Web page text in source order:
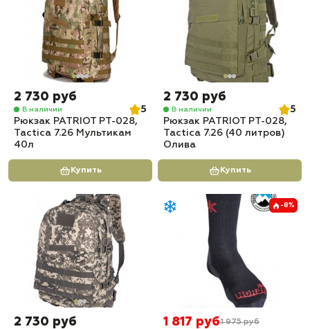
2 730 руб
В наличии
5
Рюкзак PATRIOT РТ-028,
Tactica 7.26 Мультикам
40л
Купить
2 730 руб
В наличии
5
Рюкзак PATRIOT РТ-028,
Tactica 7.26 (40 литров)
Олива
Купить
2 730 руб
-8%
1 817 руб1 975 руб